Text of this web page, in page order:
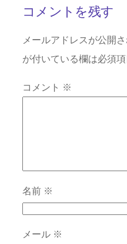
コメントを残す
メールアドレスが公開
が付いている欄は必須
コメント ※
名前 ※
メール ※